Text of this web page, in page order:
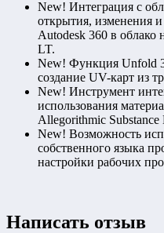
New! Интеграция с
открытия, изменения
Autodesk 360 в облако
LT.
New! Функция Unfold
создание UV-карт из
New! Инструмент
использования
Allegorithmic
New! Возможность
собственного языка
настройки рабочих
Написать отзыв